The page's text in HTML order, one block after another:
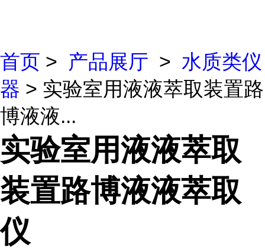
首页 > 产品展厅 > 水质类仪
器 > 实验室用液液萃取装置路
博液液...
实验室用液液萃取
装置路博液液萃取
仪